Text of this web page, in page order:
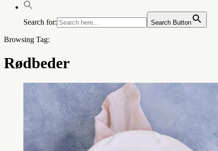
Search for: Search Button
Browsing Tag:
Rødbeder